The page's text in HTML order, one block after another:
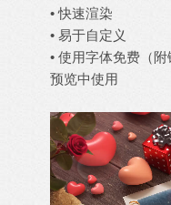
• 快速渲染
• 易于自定义
• 使用字体免费（附
预览中使用